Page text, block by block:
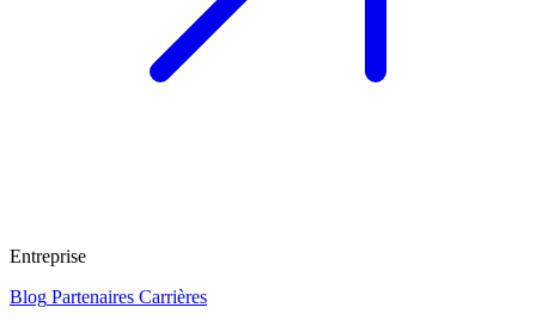
Entreprise
Blog Partenaires Carrières